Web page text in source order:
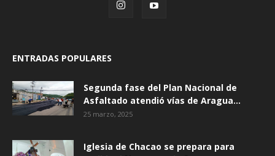
ENTRADAS POPULARES
Segunda fase del Plan Nacional de
Asfaltado atendió vías de Aragua...
25 marzo, 2025
Iglesia de Chacao se prepara para